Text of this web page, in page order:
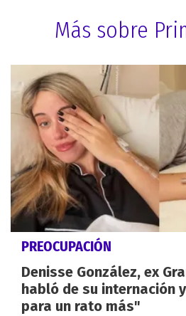
Más sobre
PREOCUPACIÓN
Denisse González, ex
habló de su internación
para un rato más"